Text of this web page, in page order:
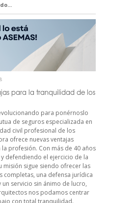
para la tranquilidad de los
para ponérnoslo
de seguros especializada en
civil profesional de los
ofrece nuevas ventajas
profesión. Con más de 40 años
defendiendo el ejercicio de la
misión sigue siendo ofrecer las
completas, una defensa jurídica
un servicio sin ánimo de lucro,
nos podamos centrar
con total tranquilidad.